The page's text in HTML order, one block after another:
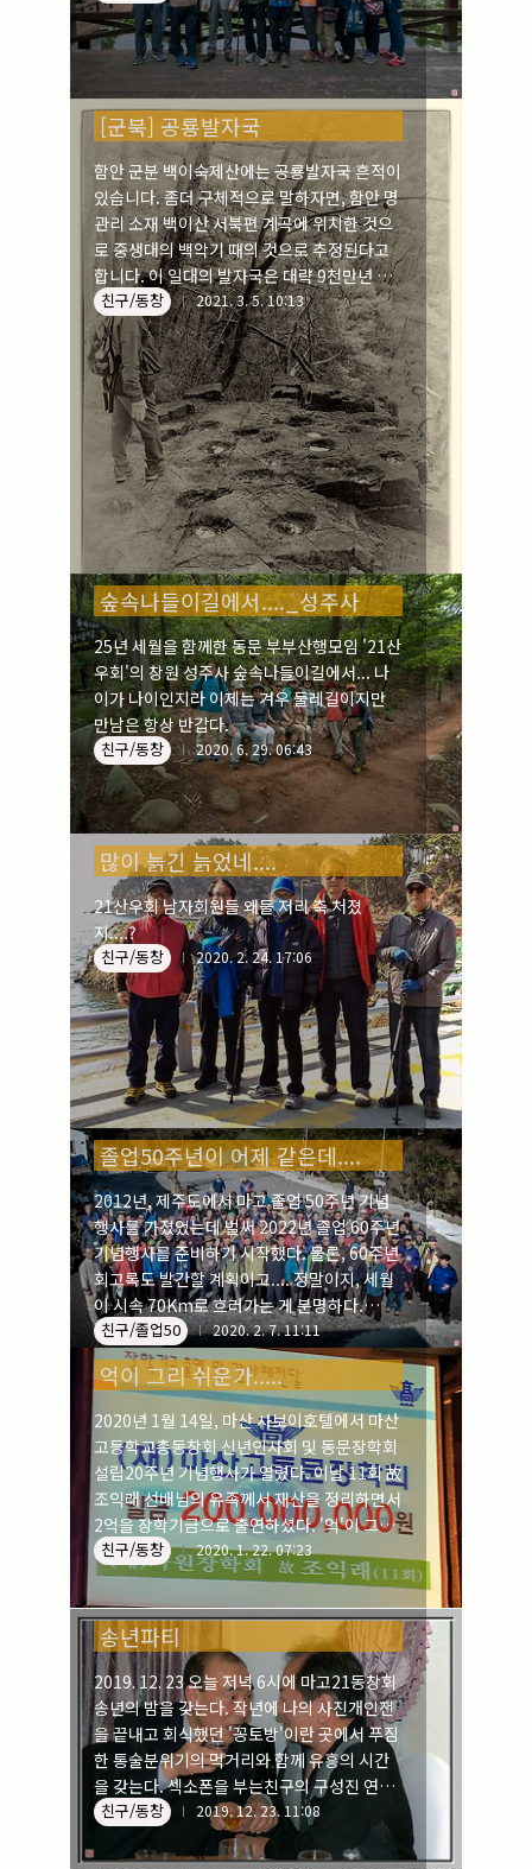
[군북] 공룡발자국
함안 군분 백이숙제산에는 공룡발자국 흔적이
있습니다. 좀더 구체적으로 말하자면, 함안 명
관리 소재 백이산 서북편 계곡에 위치한 것으
로 중생대의 백악기 때의 것으로 추정된다고
합니다. 이 일대의 발자국은 대략 9천만년 전
에 형성되었으며, 100여개가 분포되어 있답
니다. 경남 문화재 자료 제545호 지정(2012
년 2월 16일)
친구/동창 2021. 3. 5. 10:13
숲속나들이길에서...._성주사
25년 세월을 함께한 동문 부부산행모임 '21산
우회'의 창원 성주사 숲속나들이길에서... 나
이가 나이인지라 이제는 겨우 둘레길이지만
만남은 항상 반갑다.
친구/동창 2020. 6. 29. 06:43
많이 늙긴 늙었네....
21산우회 남자회원들 왜들 저리 축 처졌
지....?
친구/동창 2020. 2. 24. 17:06
졸업50주년이 어제 같은데....
2012년, 제주도에서 마고 졸업 50주년 기념
행사를 가졌었는데 벌써 2022년 졸업 60주년
기념행사를 준비하기 시작했다. 물론, 60주년
회고록도 발간할 계획이고.... 정말이지, 세월
이 시속 70Km로 흐러가는 게 분명하다.
2012. 3 제주도 어느 사찰에서 아침공양을 대
접 받고서....
친구/졸업50 2020. 2. 7. 11:11
억이 그리 쉬운가.....
2020년 1월 14일, 마산 사보이호텔에서 마산
고등학교총동창회 신년인사회 및 동문장학회
설립20주년 기념행사가 열렸다. 이날 11회 故
조익래 선배님의 유족께서 재산을 정리하면서
2억을 장학기금으로 출연하셨다. '억'이 그리
쉬운가..... 고인을 기리는 유족의 결단에 박수
를 보낸다.
친구/동창 2020. 1. 22. 07:23
송년파티
2019. 12. 23 오늘 저녁 6시에 마고21동창회
송년의 밤을 갖는다. 작년에 나의 사진개인전
을 끝내고 회식했던 '꽁토방'이란 곳에서 푸짐
한 통술분위기의 먹거리와 함께 유흥의 시간
을 갖는다. 섹소폰을 부는친구의 구성진 연주
와 노래 하고집이 친구들의 노래방도 곁들인
송년의 밤이 어떻게 흘러갈지 올해이 회장직
을 맡고 있는 나로서는 궁금하기도 하고, 긴장
친구/동창 2019. 12. 23. 11:08